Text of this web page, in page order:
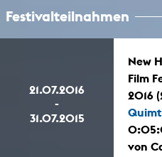
Festivalteilnahmen
21.07.2016
-
31.07.2015
New
Film
2016
von